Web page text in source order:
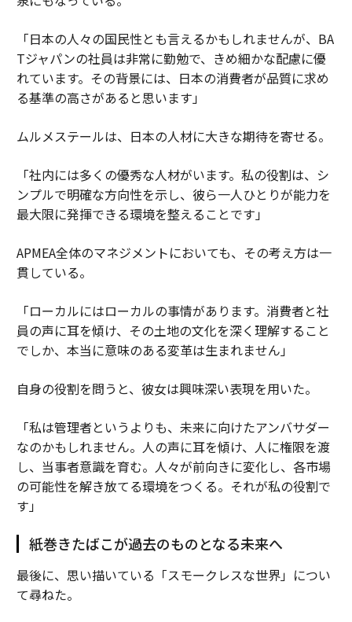
「日本の人々の国民性とも言えるかもしれませんが、BA
Tジャパンの社員は非常に勤勉で、きめ細かな配慮に優
れています。その背景には、日本の消費者が品質に求め
る基準の高さがあると思います」
ムルメステールは、日本の人材に大きな期待を寄せる。
「社内には多くの優秀な人材がいます。私の役割は、シ
ンプルで明確な方向性を示し、彼ら一人ひとりが能力を
最大限に発揮できる環境を整えることです」
APMEA全体のマネジメントにおいても、その考え方は一
貫している。
「ローカルにはローカルの事情があります。消費者と社
員の声に耳を傾け、その土地の文化を深く理解すること
でしか、本当に意味のある変革は生まれません」
自身の役割を問うと、彼女は興味深い表現を用いた。
「私は管理者というよりも、未来に向けたアンバサダー
なのかもしれません。人の声に耳を傾け、人に権限を渡
し、当事者意識を育む。人々が前向きに変化し、各市場
の可能性を解き放てる環境をつくる。それが私の役割で
す」
紙巻きたばこが過去のものとなる未来へ
最後に、思い描いている「スモークレスな世界」につい
て尋ねた。